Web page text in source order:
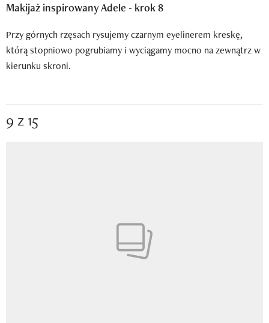
Makijaż inspirowany Adele - krok 8
Przy górnych rzęsach rysujemy czarnym eyelinerem kreskę,
którą stopniowo pogrubiamy i wyciągamy mocno na zewnątrz w
kierunku skroni.
9 z 15